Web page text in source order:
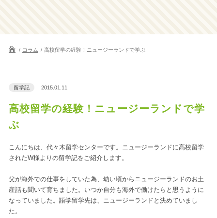
コラム 高校留学の経験！ニュージーランドで学ぶ
留学記 2015.01.11
高校留学の経験！ニュージーランドで学
ぶ
こんにちは、代々木留学センターです。ニュージーランドに高校留学
されたW様よりの留学記をご紹介します。
父が海外での仕事をしていた為、幼い頃からニュージーランドのお土
産話も聞いて育ちました。いつか自分も海外で働けたらと思うように
なっていました。語学留学先は、ニュージーランドと決めていまし
た。